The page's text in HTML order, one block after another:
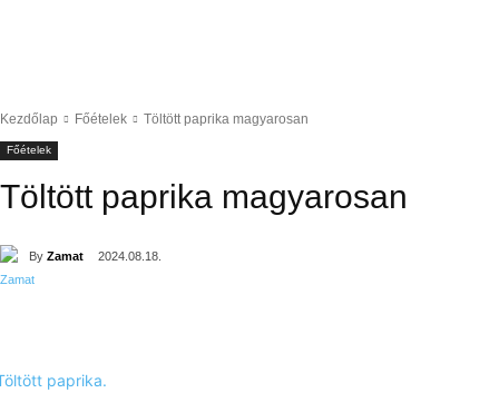
Kezdőlap Főételek Töltött paprika magyarosan
Főételek
Töltött paprika magyarosan
By Zamat 2024.08.18.